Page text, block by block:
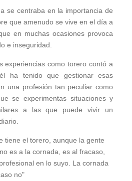
se centraba en la importancia de
que amenudo se vive en el día a
en muchas ocasiones provoca
e inseguridad.
experiencias como torero contó a
ha tenido que gestionar esas
una profesión tan peculiar como
se experimentas situaciones y
a las que puede vivir un
tiene el torero, aunque la gente
es a la cornada, es al fracaso,
en lo suyo. La cornada
no"